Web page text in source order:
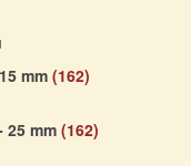
mm (162)
25 mm (162)